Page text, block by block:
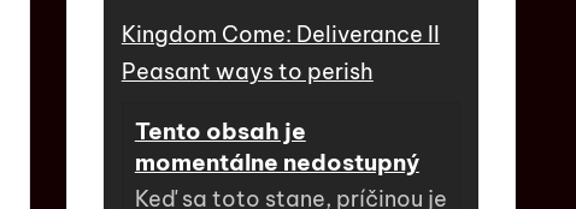
Kingdom Come: Deliverance II
Peasant ways to perish
Tento obsah je
momentálne nedostupný
Keď sa toto stane, príčinou je